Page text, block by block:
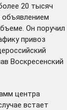
20 тысяч
объявлением
Он поручил
привоз
Воскресенский
центра
встает